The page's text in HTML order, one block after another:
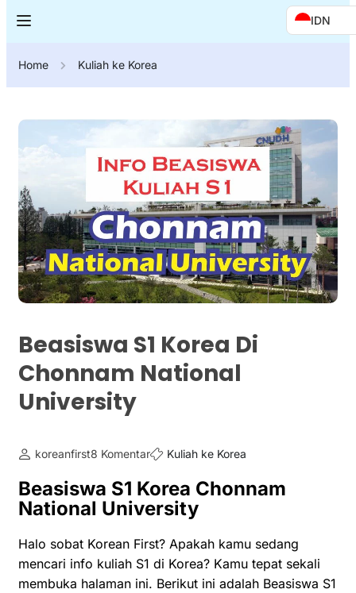
IDN
Home Kuliah ke Korea
Beasiswa S1 Korea Di
Chonnam National
University
koreanfirst8 Komentar Kuliah ke Korea
Beasiswa S1 Korea Chonnam
National University
Halo sobat Korean First? Apakah kamu sedang
mencari info kuliah S1 di Korea? Kamu tepat sekali
membuka halaman ini. Berikut ini adalah Beasiswa S1